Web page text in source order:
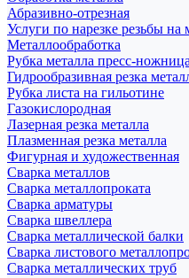
Абразивно-отрезная
Услуги по нарезке резьбы на
Металлообработка
Рубка металла пресс-
Гидрообразивная резка
Рубка листа на гильотине
Газокислородная
Лазерная резка металла
Плазменная резка металла
Фигурная и художественная
Сварка металлов
Сварка металлопроката
Сварка арматуры
Сварка швеллера
Сварка металлической балки
Сварка листового
Сварка металлических труб